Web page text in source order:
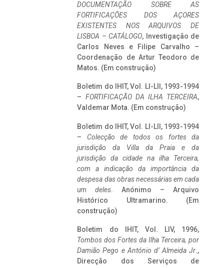
DOCUMENTAÇÃO SOBRE AS
FORTIFICAÇÕES DOS AÇORES
EXISTENTES NOS ARQUIVOS DE
LISBOA – CATÁLOGO, Investigação de
Carlos Neves e Filipe Carvalho –
Coordenação de Artur Teodoro de
Matos. (Em construção)
Boletim do IHIT, Vol. LI-LII, 1993-1994
– FORTIFICAÇÃO DA ILHA TERCEIRA,
Valdemar Mota. (Em construção)
Boletim do IHIT, Vol. LI-LII, 1993-1994
– Colecção de todos os fortes da
jurisdição da Villa da Praia e da
jurisdição da cidade na ilha Terceira,
com a indicação da importância da
despesa das obras necessárias em cada
um deles. Anónimo – Arquivo
Histórico Ultramarino. (Em
construção)
Boletim do IHIT, Vol. LIV, 1996,
Tombos dos Fortes da Ilha Terceira, por
Damião Pego e António d’ Almeida Jr.,
Direcção dos Serviços de